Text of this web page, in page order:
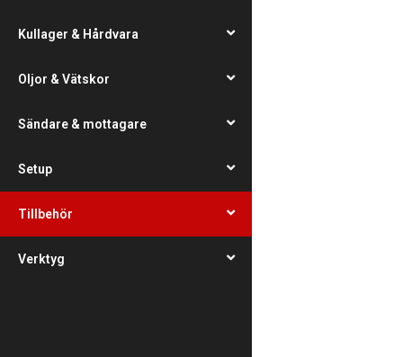
Kullager & Hårdvara
Oljor & Vätskor
Sändare & mottagare
Setup
Tillbehör
Verktyg